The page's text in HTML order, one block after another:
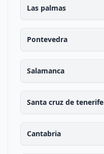
Las palmas
Pontevedra
Salamanca
Santa cruz de tenerife
Cantabria